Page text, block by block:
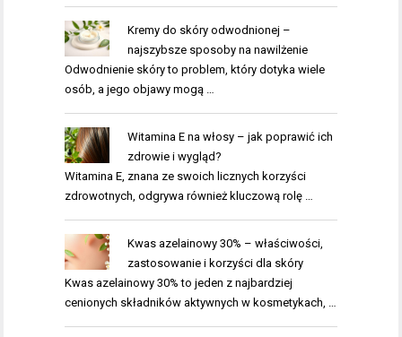
Kremy do skóry odwodnionej –
najszybsze sposoby na nawilżenie
Odwodnienie skóry to problem, który dotyka wiele
osób, a jego objawy mogą …
Witamina E na włosy – jak poprawić ich
zdrowie i wygląd?
Witamina E, znana ze swoich licznych korzyści
zdrowotnych, odgrywa również kluczową rolę …
Kwas azelainowy 30% – właściwości,
zastosowanie i korzyści dla skóry
Kwas azelainowy 30% to jeden z najbardziej
cenionych składników aktywnych w kosmetykach, …